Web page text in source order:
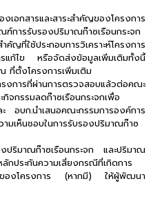
กสารและสาระสำคัญของโครงการ
การรับรองปริมาณก๊าซเรือนกระจก
ญที่ใช้ประกอบการวิเคราะห์โครงการ
แก้ไข หรือจัดส่งข้อมูลเพิ่มเติมทั้งนี้
ที่ตั้งโครงการเพิ่มเติม
ารที่ผ่านการตรวจสอบแล้วต่อคณะ
จกรรมลดก๊าซเรือนกระจกเพื่อ
อบก.นำเสนอคณะกรรมการองค์การ
ามเห็นชอบในการรับรองปริมาณก๊าซ
ริมาณก๊าซเรือนกระจก และปริมาณ
กประกันความเสี่ยงกรณีที่เกิดการ
รของโครงการ (หากมี) ให้ผู้พัฒนา